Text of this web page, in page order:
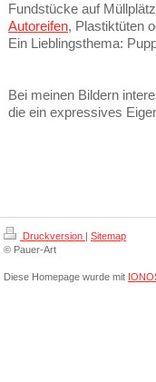
Fundstücke auf
Autoreifen, Plastiktüten
Ein Lieblingsthema:
Bei meinen Bildern
die ein expressives
Druckversion | Sitemap
© Pauer-Art
Diese Homepage wurde mit